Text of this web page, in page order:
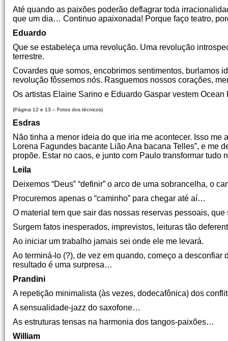
Até quando as paixões poderão deflagrar toda
que um dia… Continuo apaixonada! Porque faço teatro,
Eduardo
Que se estabeleça uma revolução. Uma revolução
terrestre.
Covardes que somos, encobrimos sentimentos, burlamos
revolução fôssemos nós. Rasguemos nossos corações,
Os artistas Elaine Sarino e Eduardo Gaspar vestem Ocean
(Página 12 e 13 – Fotos dos técnicos)
Esdras
Não tinha a menor ideia do que iria me acontecer. Isso
Lorena Fagundes bacante Lião Ana bacana Telles”, e me
propõe. Estar no caos, e junto com Paulo transformar
Leila
Deixemos “Deus” “definir” o arco de uma sobrancelha, o
Procuremos apenas o “caminho” para chegar até aí…
O material tem que sair das nossas reservas pessoais,
Surgem fatos inesperados, imprevistos, leituras tão
Ao iniciar um trabalho jamais sei onde ele me levará.
Ao terminá-lo (?), de vez em quando, começo a desconfiar
resultado é uma surpresa…
Prandini
A repetição minimalista (às vezes, dodecafônica) dos
A sensualidade-jazz do saxofone…
As estruturas tensas na harmonia dos tangos-paixões…
William